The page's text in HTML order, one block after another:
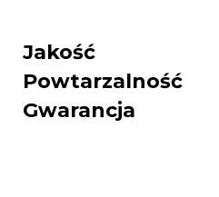
Jakość
Powtarzalność
Gwarancja